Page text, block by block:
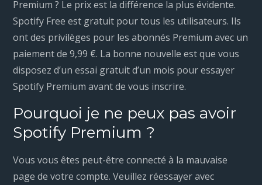
Premium ? Le prix est la différence la plus évidente.
Spotify Free est gratuit pour tous les utilisateurs. Ils
ont des privilèges pour les abonnés Premium avec un
paiement de 9,99 €. La bonne nouvelle est que vous
disposez d’un essai gratuit d’un mois pour essayer
Spotify Premium avant de vous inscrire.
Pourquoi je ne peux pas avoir
Spotify Premium ?
Vous vous êtes peut-être connecté à la mauvaise
page de votre compte. Veuillez réessayer avec